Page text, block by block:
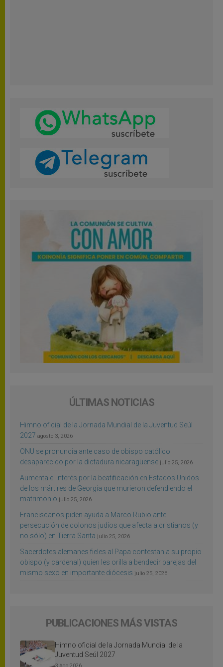
ÚLTIMAS NOTICIAS
Himno oficial de la Jornada Mundial de la Juventud Seúl
2027 agosto 3, 2026
ONU se pronuncia ante caso de obispo católico
desaparecido por la dictadura nicaragüense julio 25, 2026
Aumenta el interés por la beatificación en Estados Unidos
de los mártires de Georgia que murieron defendiendo el
matrimonio julio 25, 2026
Franciscanos piden ayuda a Marco Rubio ante
persecución de colonos judíos que afecta a cristianos (y
no sólo) en Tierra Santa julio 25, 2026
Sacerdotes alemanes fieles al Papa contestan a su propio
obispo (y cardenal) quien les orilla a bendecir parejas del
mismo sexo en importante diócesis julio 25, 2026
PUBLICACIONES MÁS VISTAS
Himno oficial de la Jornada Mundial de la
Juventud Seúl 2027